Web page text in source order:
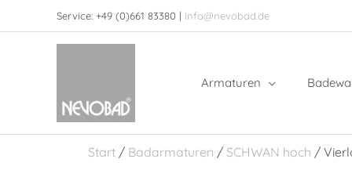
Service: +49 (0)661 83380 | info@nevobad.de
Armaturen
Start / Badarmaturen / SCHWAN hoch /